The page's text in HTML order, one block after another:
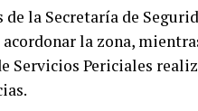
de la Secretaría de
la zona,
Servicios Periciales